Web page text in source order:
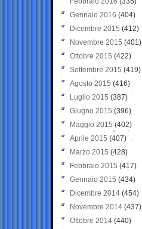
Gennaio 2016 (404)
Dicembre 2015 (412)
Novembre 2015 (401)
Ottobre 2015 (422)
Settembre 2015 (419)
Agosto 2015 (416)
Luglio 2015 (387)
Giugno 2015 (396)
Maggio 2015 (402)
Aprile 2015 (407)
Marzo 2015 (428)
Febbraio 2015 (417)
Gennaio 2015 (434)
Dicembre 2014 (454)
Novembre 2014 (437)
Ottobre 2014 (440)